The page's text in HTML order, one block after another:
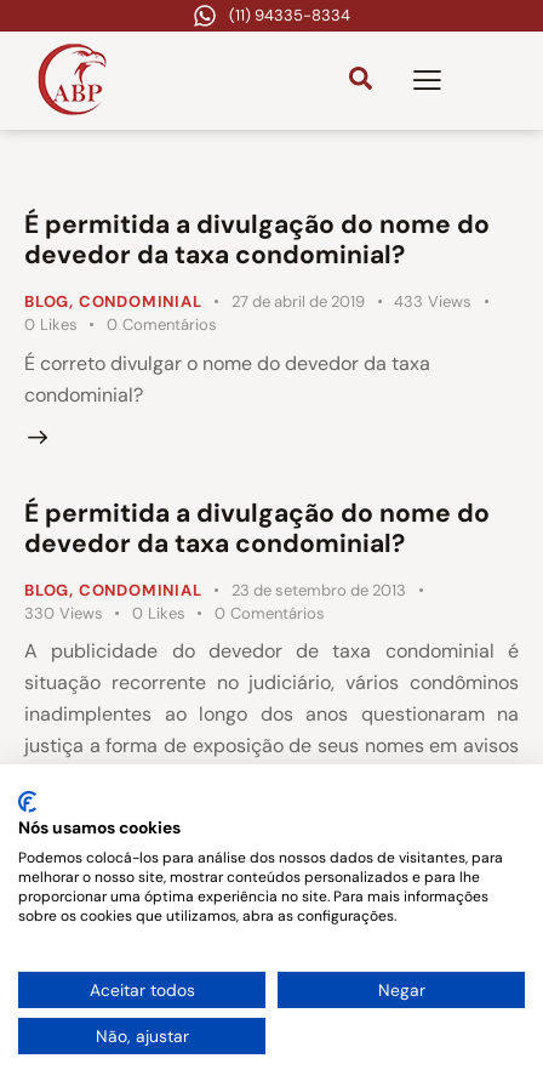
(11) 94335-8334
É permitida a divulgação do nome do
devedor da taxa condominial?
BLOG, CONDOMINIAL 27 de abril de 2019 433 Views
0 Likes 0 Comentários
É correto divulgar o nome do devedor da taxa
condominial?
É permitida a divulgação do nome do
devedor da taxa condominial?
BLOG, CONDOMINIAL
23 de setembro de 2013
330 Views 0 Likes 0 Comentários
A publicidade do devedor de taxa condominial é
situação recorrente no judiciário, vários condôminos
inadimplentes ao longo dos anos questionaram na
justiça a forma de exposição de seus nomes em avisos
simples informação ao ponto de ser considerada uma
cobrança vexatória e, portanto, cabível de ser
indenizada.
Copyright © 2026. All rights reserved.
Nós usamos cookies
Podemos colocá-los para análise dos nossos dados de visitantes, para
melhorar o nosso site, mostrar conteúdos personalizados e para lhe
proporcionar uma óptima experiência no site. Para mais informações
sobre os cookies que utilizamos, abra as configurações.
Aceitar todos Negar
Não, ajustar